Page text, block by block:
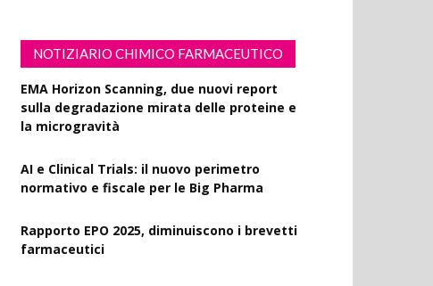
NOTIZIARIO CHIMICO FARMACEUTICO
EMA Horizon Scanning, due nuovi report
sulla degradazione mirata delle proteine e
la microgravità
AI e Clinical Trials: il nuovo perimetro
normativo e fiscale per le Big Pharma
Rapporto EPO 2025, diminuiscono i brevetti
farmaceutici